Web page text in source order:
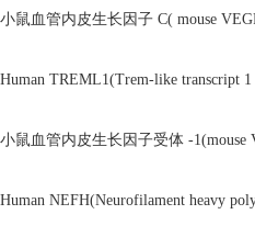
小鼠血管内皮生长因子 C( mouse
Human TREML1(Trem-like transcript
小鼠血管内皮生长因子受体 -1(mouse
Human NEFH(Neurofilament heavy